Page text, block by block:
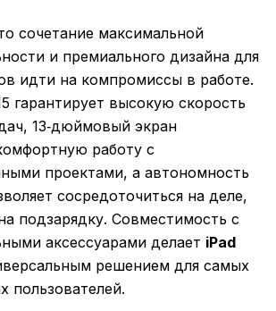
сочетание максимальной
и премиального дизайна для
идти на компромиссы в работе.
гарантирует высокую скорость
13‑дюймовый экран
работу с
проектами, а автономность
сосредоточиться на деле,
подзарядку. Совместимость с
аксессуарами делает iPad
решением для самых
пользователей.